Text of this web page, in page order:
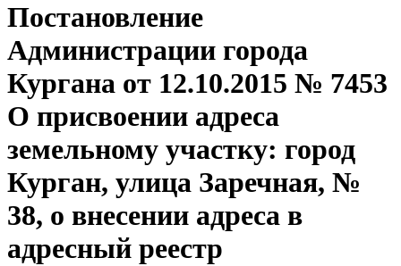
Постановление
Администрации города
Кургана от 12.10.2015 № 7453
О присвоении адреса
земельному участку: город
Курган, улица Заречная, №
38, о внесении адреса в
адресный реестр